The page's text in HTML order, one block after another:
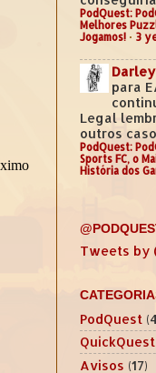
PodQuest:
Melhores
Jogamos! · 3
para
Legal
outros
PodQuest:
Sports FC, o
História dos
Tweets by
PodQuest
QuickQuest
Avisos (17)